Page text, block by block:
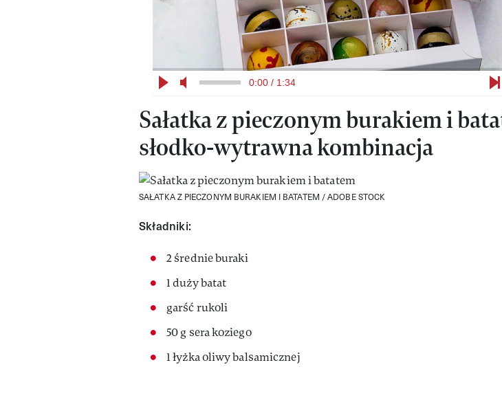
0:00 / 1:34
Sałatka z pieczonym burakiem i
słodko-wytrawna kombinacja
SAŁATKA Z PIECZONYM BURAKIEM I BATATEM /ADOBE STOCK
Składniki:
2 średnie buraki
1 duży batat
garść rukoli
50 g sera koziego
1 łyżka oliwy balsamicznej